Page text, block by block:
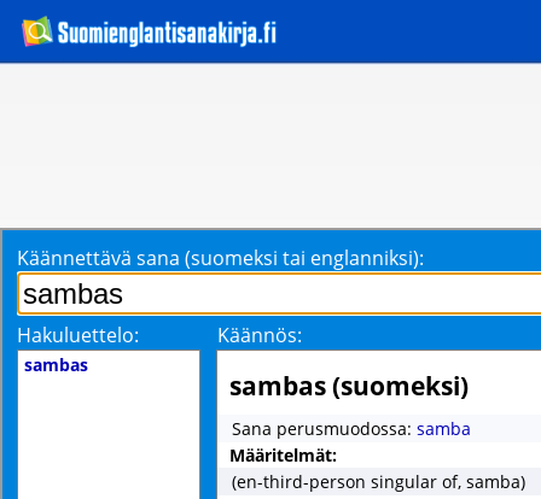
Käännettävä sana (suomeksi tai englanniksi):
Hakuluettelo: Käännös:
sambas
sambas (suomeksi)
Sana perusmuodossa: samba
Määritelmät:
(en-third-person singular of, samba)